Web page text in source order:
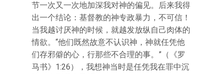
节一次又一次地加深我对神的偏见。后来我得
出一个结论：基督教的神专政暴力，不可信！
当我越讨厌神的时候，就越发放纵自己肉体的
情欲。“他们既然故意不认识神，神就任凭他
们存邪僻的心，行那些不合理的事。”（《罗
马书》1:26），我想神当时是任凭我在罪中沉